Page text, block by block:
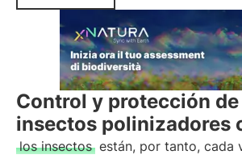
Control y protección
insectos polinizadores
los insectos están, por tanto, cada